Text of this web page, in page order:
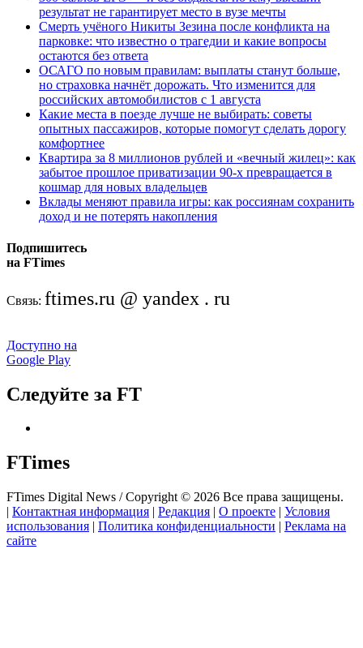
результат не гарантирует место в вузе мечты
Смерть учёного Никиты Зезина после конфликта на
парковке: что известно о трагедии и какие вопросы
остаются без ответа
ОСАГО по новым правилам: выплаты станут больше,
но страховка начнёт дорожать. Что изменится для
российских автомобилистов с 1 августа
Какие места в поезде лучше не выбирать: советы
опытных пассажиров, которые помогут сделать дорогу
комфортнее
Квартира за 8 миллионов рублей и «вечный жилец»: как
забытое прошлое приватизации 90-х превращается в
кошмар для новых владельцев
Вклады меняют правила игры: как россиянам сохранить
доход и не потерять накопления
Подпишитесь
на FTimes
Связь: ftimes.ru @ yandex . ru
Доступно на
Google Play
Следуйте за FT
FTimes
FTimes Digital News / Copyright © 2026 Все права защищены.
| Контактная информация | Редакция | О проекте | Условия
использования | Политика конфиденциальности | Реклама на
сайте